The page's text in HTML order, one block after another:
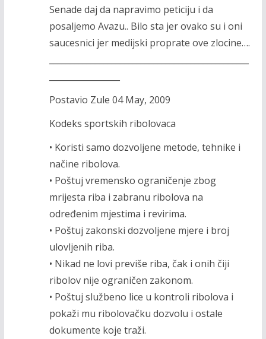
Senade daj da napravimo peticiju i da
posaljemo Avazu.. Bilo sta jer ovako su i oni
saucesnici jer medijski proprate ove zlocine….
Postavio Zule 04 May, 2009
Kodeks sportskih ribolovaca
• Koristi samo dozvoljene metode, tehnike i
načine ribolova.
• Poštuj vremensko ograničenje zbog
mrijesta riba i zabranu ribolova na
određenim mjestima i revirima.
• Poštuj zakonski dozvoljene mjere i broj
ulovljenih riba.
• Nikad ne lovi previše riba, čak i onih čiji
ribolov nije ograničen zakonom.
• Poštuj službeno lice u kontroli ribolova i
pokaži mu ribolovačku dozvolu i ostale
dokumente koje traži.